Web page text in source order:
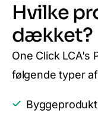
Hvilke
dækket?
One Click LCA's
følgende typer